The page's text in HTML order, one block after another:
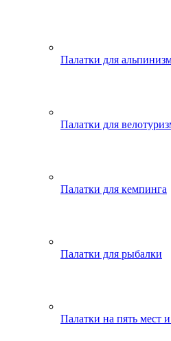
Палатки для
Палатки для
Палатки для кемпинга
Палатки для рыбалки
Палатки на пять мест